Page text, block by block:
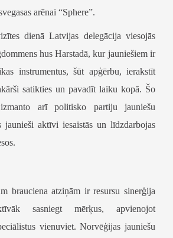
arēnai “Sphere”.
dienā Latvijas delegācija viesojās
husHarstadā, kur jauniešiem ir
instrumentus, šūt apģērbu, ierakstīt
satikties un pavadīt laiku kopā. Šo
arī politisko partiju jauniešu
jaunieši aktīvi iesaistās un līdzdarbojas
brauciena atziņām ir resursu sinerģija
sasniegt mērķus, apvienojot
vienuviet. Norvēģijas jauniešu